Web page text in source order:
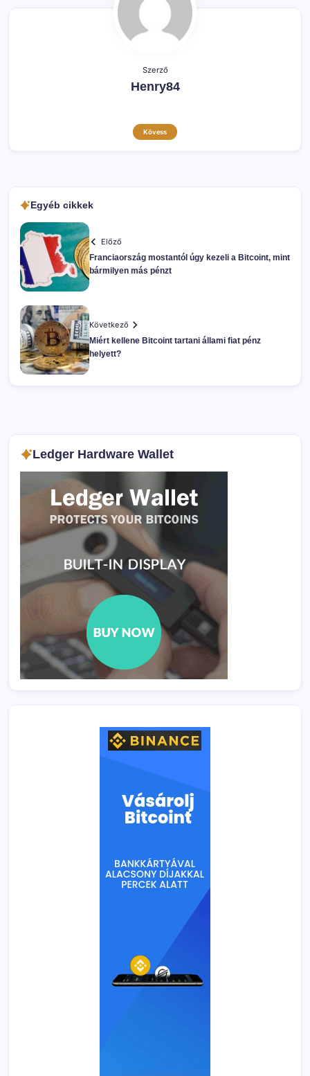
Szerző
Henry84
Kövess
Egyéb cikkek
Előző
Franciaország mostantól úgy kezeli a Bitcoint, mint
bármilyen más pénzt
Következő
Miért kellene Bitcoint tartani állami fiat pénz
helyett?
Ledger Hardware Wallet